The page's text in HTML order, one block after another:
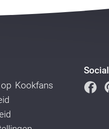
Kookfans
Social